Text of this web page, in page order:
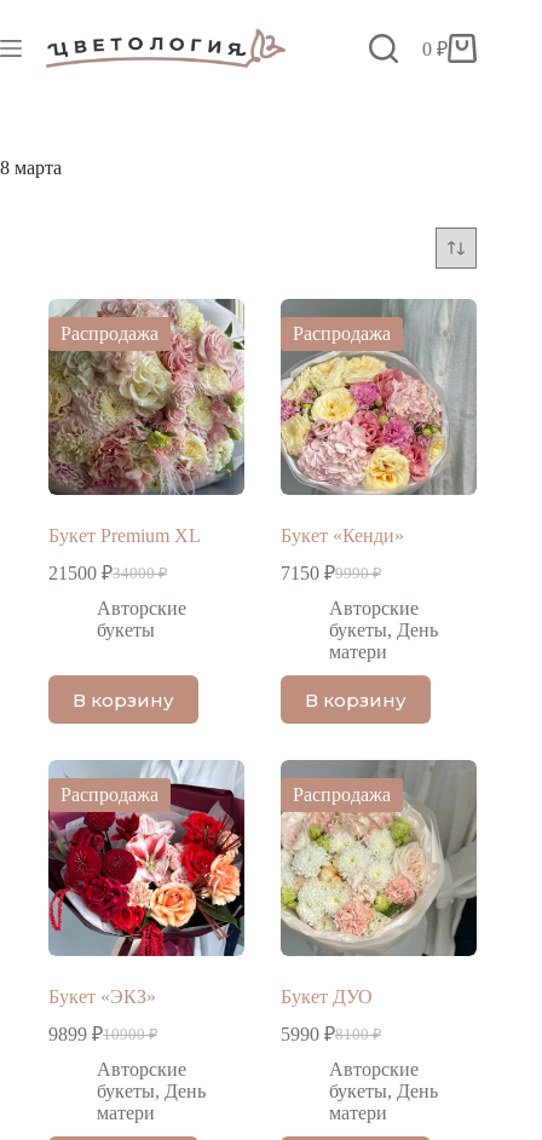
сути
Корзина
0₽
8 марта
Распродажа
Букет Premium XL
34000₽
Первоначальная
цена
составляла
21500 ₽Текущая
цена:
21500 ₽.
Авторские
букеты
В корзину
Распродажа
Букет «Кенди»
9990₽
Первоначальная
цена
составляла
9990 ₽.
7150₽Текущая
цена:
7150 ₽.
Авторские
букеты, День
матери
В корзину
Распродажа
Букет «ЭКЗ»
10900₽
Первоначальная
цена
составляла
10900 ₽.
9899 ₽Текущая
цена:
9899 ₽.
Авторские
букеты, День
матери
Распродажа
Букет ДУО
8100₽
Первоначальная
цена
составляла
8100 ₽.
5990₽Текущая
цена:
5990 ₽.
Авторские
букеты, День
матери